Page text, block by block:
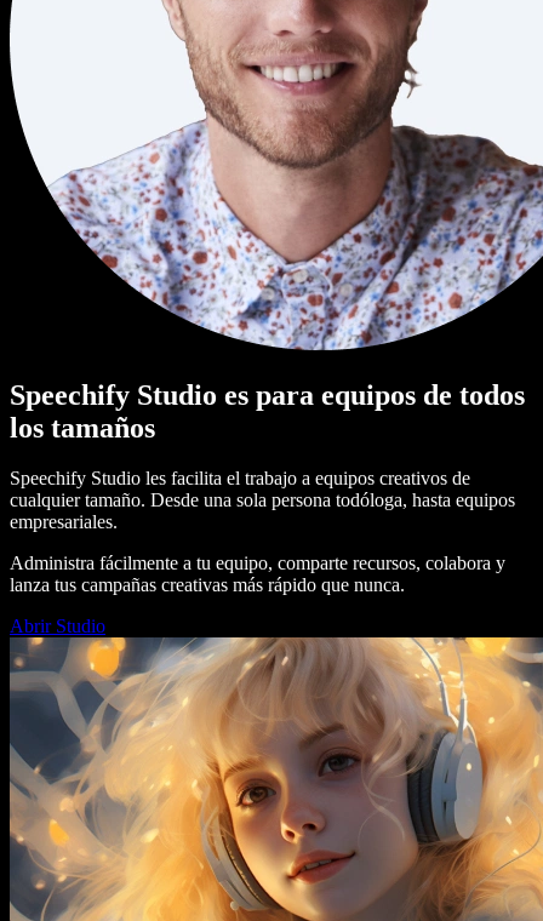
Speechify Studio es para equipos de todos
los tamaños
Speechify Studio les facilita el trabajo a equipos creativos de
cualquier tamaño. Desde una sola persona todóloga, hasta equipos
empresariales.
Administra fácilmente a tu equipo, comparte recursos, colabora y
lanza tus campañas creativas más rápido que nunca.
Abrir Studio